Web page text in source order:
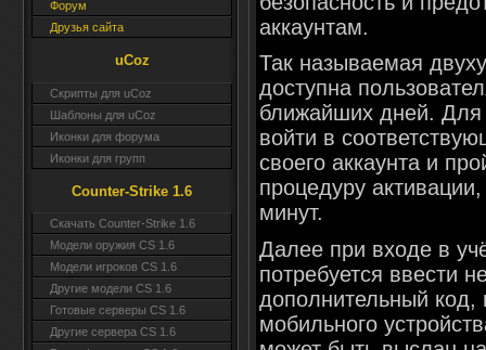
Форум
Друзья сайта
uCoz
Скрипты для uCoz
Шаблоны для uCoz
Иконки для форума
Иконки для групп
Counter-Strike 1.6
Скачать Counter-Strike 1.6
Модели оружия CS 1.6
Модели игроков CS 1.6
Другие модели CS 1.6
Готовые серверы CS 1.6
Другие сервера CS 1.6
аккаунтам.
Так называемая
доступна
ближайших дней. Для
войти в
своего аккаунта и
процедуру
минут.
Далее при входе в
потребуется ввести
дополнительный
мобильного